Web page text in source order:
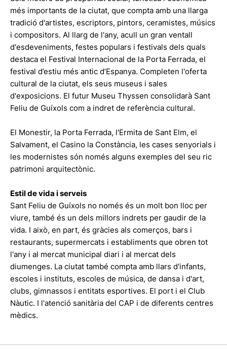
més importants de la ciutat, que compta amb una llarga
tradició d'artistes, escriptors, pintors, ceramistes, músics
i compositors. Al llarg de l'any, acull un gran ventall
d'esdeveniments, festes populars i festivals dels quals
destaca el Festival Internacional de la Porta Ferrada, el
festival d’estiu més antic d’Espanya. Completen l'oferta
cultural de la ciutat, els seus museus i sales
d'exposicions. El futur Museu Thyssen consolidarà Sant
Feliu de Guíxols com a indret de referència cultural.
El Monestir, la Porta Ferrada, l'Ermita de Sant Elm, el
Salvament, el Casino la Constància, les cases senyorials i
les modernistes són només alguns exemples del seu ric
patrimoni arquitectònic.
Estil de vida i serveis
Sant Feliu de Guíxols no només és un molt bon lloc per
viure, també és un dels millors indrets per gaudir de la
vida. I això, en part, és gràcies als comerços, bars i
restaurants, supermercats i establiments que obren tot
l'any i al mercat municipal diari i al mercat dels
diumenges. La ciutat també compta amb llars d'infants,
escoles i instituts, escoles de música, de dansa i d'art,
clubs, gimnassos i entitats esportives. El port i el Club
Nàutic. I l'atenció sanitària del CAP i de diferents centres
mèdics.